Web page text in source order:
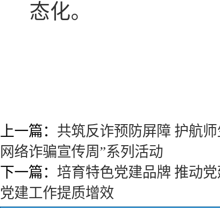
态化。
上一篇： 共筑反诈预防屏障 护航
网络诈骗宣传周”系列活动
下一篇： 培育特色党建品牌 推动
党建工作提质增效